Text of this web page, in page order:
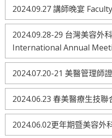
2024.09.27 講師晚宴
2024.09.28-29 台灣美容外
International Annual
2024.07.20-21 美醫管理師
2024.06.23 春美醫療生技聯
2024.06.02更年期暨美容外